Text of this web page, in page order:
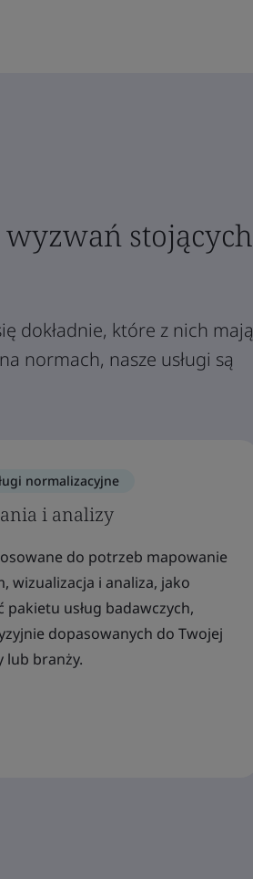
stojących
dokładnie, które z nich mają
normach, nasze usługi są
normalizacyjne
i analizy
do potrzeb mapowanie
wizualizacja i analiza, jako
pakietu usług badawczych,
dopasowanych do Twojej
lub branży.